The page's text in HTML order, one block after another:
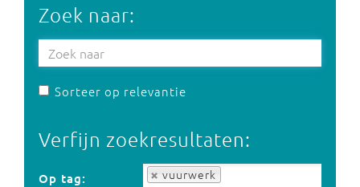
Zoek naar:
Sorteer op relevantie
Verfijn zoekresultaten:
Op tag: vuurwerk
Op tag: